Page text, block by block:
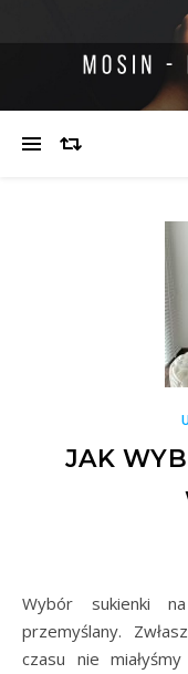
JAK
Wybór sukienki na wesele musi zostać dokładnie
przemyślany.
czasu nie